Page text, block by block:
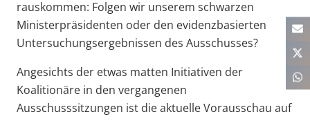
rauskommen: Folgen wir unserem schwarzen
Ministerpräsidenten oder den evidenzbasierten
Untersuchungsergebnissen des Ausschusses?
Angesichts der etwas matten Initiativen der
Koalitionäre in den vergangenen
Ausschusssitzungen ist die aktuelle Vorausschau auf